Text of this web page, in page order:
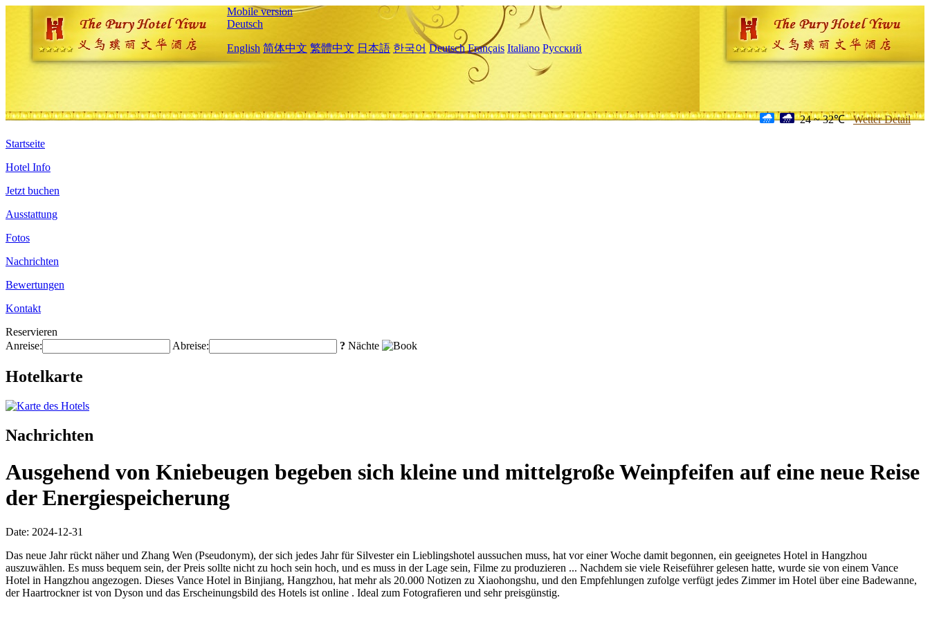
Mobile version
Deutsch
English 简体中文 繁體中文 日本語 한국어 Deutsch Français Italiano Русский
24 ~ 32℃ Wetter Detail
Startseite
Hotel Info
Jetzt buchen
Ausstattung
Fotos
Nachrichten
Bewertungen
Kontakt
Reservieren
Anreise:
Abreise: ? Nächte
Hotelkarte
Nachrichten
Ausgehend von Kniebeugen begeben sich kleine und mittelgroße Weinpfeifen auf eine neue Reise
der Energiespeicherung
Date: 2024-12-31
Das neue Jahr rückt näher und Zhang Wen (Pseudonym), der sich jedes Jahr für Silvester ein Lieblingshotel aussuchen muss, hat vor einer Woche damit begonnen, ein geeignetes Hotel in Hangzhou
auszuwählen. Es muss bequem sein, der Preis sollte nicht zu hoch sein hoch, und es muss in der Lage sein, Filme zu produzieren ... Nachdem sie viele Reiseführer gelesen hatte, wurde sie von einem Vance
Hotel in Hangzhou angezogen. Dieses Vance Hotel in Binjiang, Hangzhou, hat mehr als 20.000 Notizen zu Xiaohongshu, und den Empfehlungen zufolge verfügt jedes Zimmer im Hotel über eine Badewanne,
der Haartrockner ist von Dyson und das Erscheinungsbild des Hotels ist online . Ideal zum Fotografieren und sehr preisgünstig.